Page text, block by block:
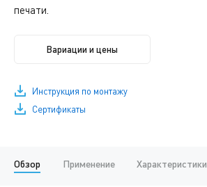
печати.
Вариации и цены
Инструкция по монтажу
Сертификаты
Обзор Применение Характеристики